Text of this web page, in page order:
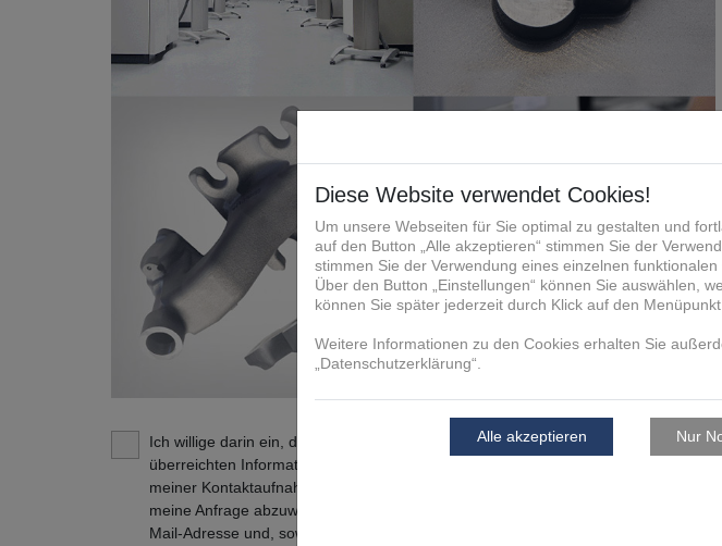
Ich willige darin ein, dass die FIT Additive Manufacturing Group die von mir
überreichten Informationen und Kontaktdaten dazu verwendet, mit mir anlässlich
meiner Kontaktaufnahme in Verbindung zu treten, hierüber zu kommunizieren und
meine Anfrage abzuwickeln. Dies gilt insbesondere für die Verwendung der E-
Mail-Adresse und, soweit zutreffend, der Telefonnummer zum vorgenannten